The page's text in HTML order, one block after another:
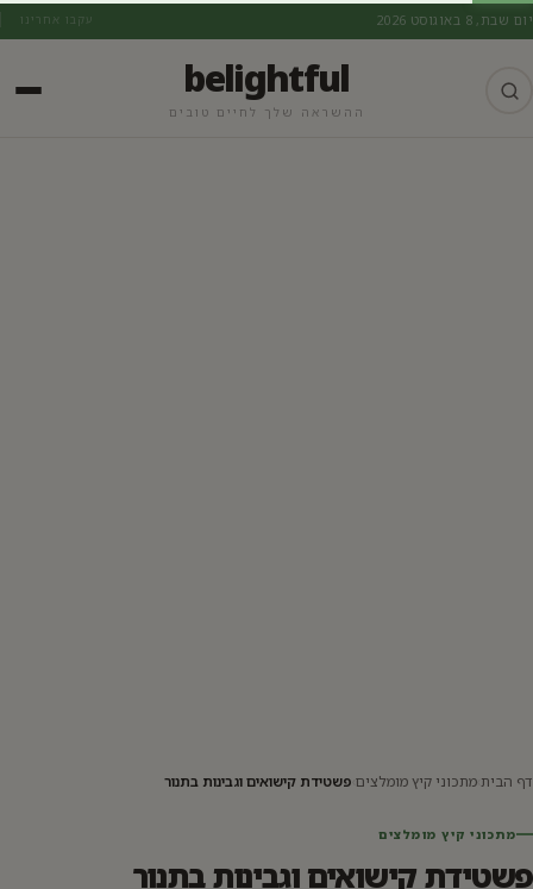
יום שבת, 8 באוגוסט 2026 עקבו אחרינו
belightful
ההשראה שלך לחיים טובים
דף הביתמתכוני קיץ מומלצים פשטידת קישואים וגבינות בתנור
מתכוני קיץ מומלצים
פשטידת קישואים וגבינות בתנור